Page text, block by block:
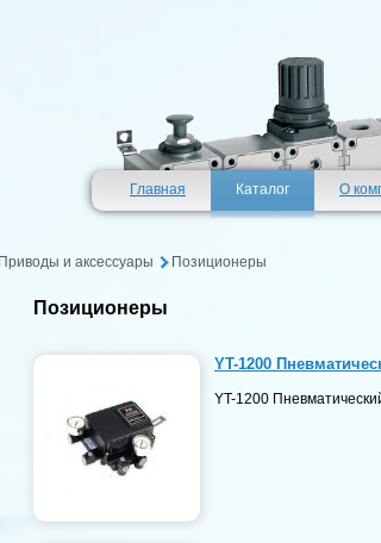
Главная Каталог О
Приводы и аксессуары Позиционеры
Позиционеры
YT-1200
YT-1200